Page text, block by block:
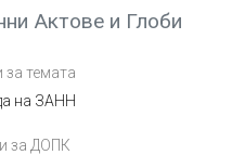
Актове и Глоби
темата
на ЗАНН
за ДОПК